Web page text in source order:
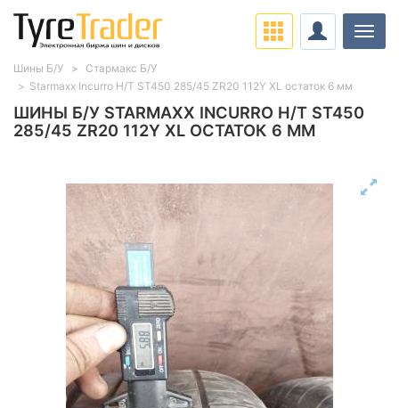
ШИНЫ Б/У STARMAXX INCURRO H/T ST450
285/45 ZR20 112Y XL ОСТАТОК 6 ММ
Шины Б/У
Стармакс Б/У
Starmaxx Incurro H/T ST450 285/45 ZR20 112Y XL остаток 6 мм